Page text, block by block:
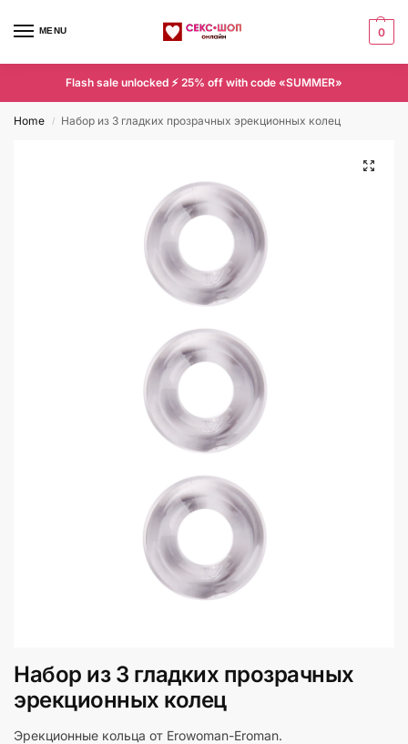
MENU 0
Flash sale unlocked ⚡ 25% off with code «SUMMER»
Home / Набор из 3 гладких прозрачных эрекционных колец
Набор из 3 гладких прозрачных
эрекционных колец
Эрекционные кольца от Erowoman-Eroman.